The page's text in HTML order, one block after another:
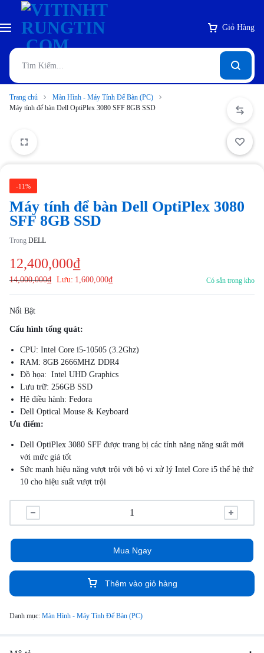
Giỏ Hàng
Trang chủ
Màn Hình - Máy Tính Để Bàn (PC)
Máy tính để bàn Dell OptiPlex 3080 SFF 8GB SSD
-11%
Máy tính để bàn Dell OptiPlex 3080
SFF 8GB SSD
Trong DELL
12,400,000₫
14,000,000₫ Lưu: 1,600,000₫ Có sẵn trong kho
Nổi Bật
Cấu hình tổng quát:
CPU: Intel Core i5-10505 (3.2Ghz)
RAM: 8GB 2666MHZ DDR4
Đồ họa: Intel UHD Graphics
Lưu trữ: 256GB SSD
Hệ điều hành: Fedora
Dell Optical Mouse & Keyboard
Ưu điểm:
Dell OptiPlex 3080 SFF được trang bị các tính năng năng suất mới
với mức giá tốt
Sức mạnh hiệu năng vượt trội với bộ vi xử lý Intel Core i5 thế hệ thứ
10 cho hiệu suất vượt trội
Thêm vào giỏ hàng
Mua Ngay
Danh mục: Màn Hình - Máy Tính Để Bàn (PC)